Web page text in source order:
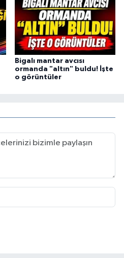
Bigalı mantar avcısı
ormanda "altın" buldu! İşte
o görüntüler